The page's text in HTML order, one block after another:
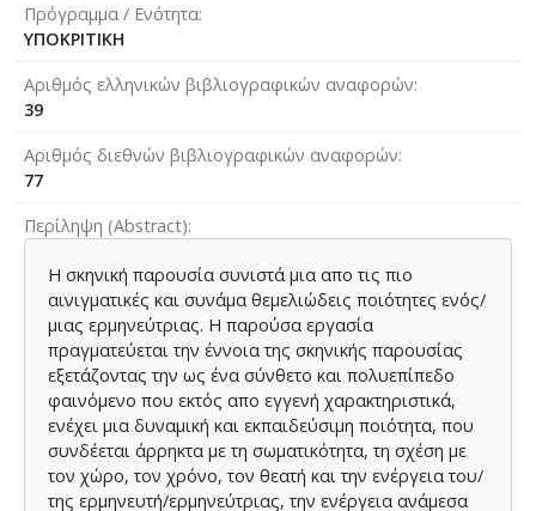
Πρόγραμμα / Ενότητα
ΥΠΟΚΡΙΤΙΚΗ
Αριθμός ελληνικών βιβλιογραφικών αναφορών
39
Αριθμός διεθνών βιβλιογραφικών αναφορών
77
Περίληψη (Abstract)
Η σκηνική παρουσία συνιστά μια απο τις πιο
αινιγματικές και συνάμα θεμελιώδεις ποιότητες ενός/
μιας ερμηνεύτριας. Η παρούσα εργασία
πραγματεύεται την έννοια της σκηνικής παρουσίας
εξετάζοντας την ως ένα σύνθετο και πολυεπίπεδο
φαινόμενο που εκτός απο εγγενή χαρακτηριστικά,
ενέχει μια δυναμική και εκπαιδεύσιμη ποιότητα, που
συνδέεται άρρηκτα με τη σωματικότητα, τη σχέση με
τον χώρο, τον χρόνο, τον θεατή και την ενέργεια του/
της ερμηνευτή/ερμηνεύτριας, την ενέργεια ανάμεσα